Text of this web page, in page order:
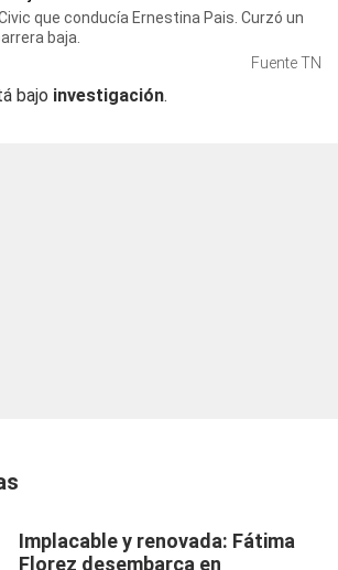
que conducía Ernestina Pais. Curzó un
baja.
Fuente TN
bajo investigación.
Implacable y renovada: Fátima
Florez desembarca en